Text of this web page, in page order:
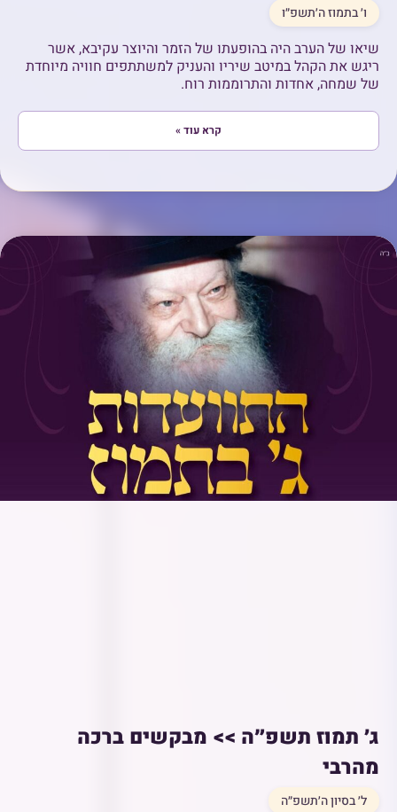
ו׳ בתמוז ה׳תשפ״ו
שיאו של הערב היה בהופעתו של הזמר והיוצר עקיבא, אשר
ריגש את הקהל במיטב שיריו והעניק למשתתפים חוויה מיוחדת
של שמחה, אחדות והתרוממות רוח.
קרא עוד »
ג׳ תמוז תשפ״ה >> מבקשים ברכה
מהרבי
ל׳ בסיון ה׳תשפ״ה